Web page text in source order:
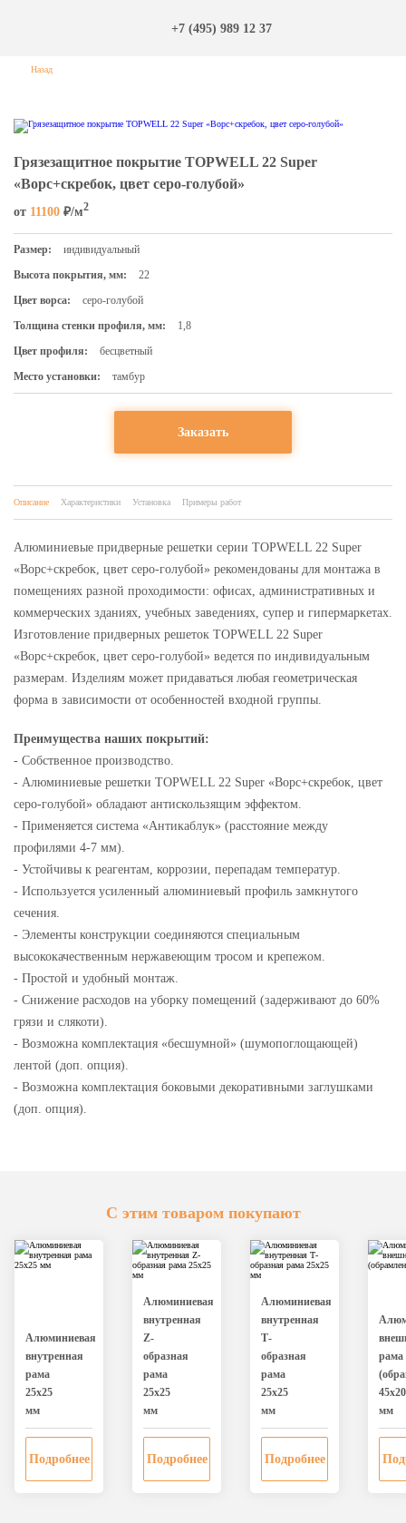
+7 (495) 989 12 37
Назад
Грязезащитное покрытие TOPWELL 22 Super
«Ворс+скребок, цвет серо-голубой»
от 11100 ₽/м2
Размер:
индивидуальный
Высота покрытия, мм:
22
Цвет ворса:
серо-голубой
Толщина стенки профиля, мм:
1,8
Цвет профиля:
бесцветный
Место установки:
тамбур
Заказать
Описание Характеристики Установка Примеры работ
Алюминиевые придверные решетки серии TOPWELL 22 Super
«Ворс+скребок, цвет серо-голубой» рекомендованы для монтажа в
помещениях разной проходимости: офисах, административных и
коммерческих зданиях, учебных заведениях, супер и гипермаркетах.
Изготовление придверных решеток TOPWELL 22 Super
«Ворс+скребок, цвет серо-голубой» ведется по индивидуальным
размерам. Изделиям может придаваться любая геометрическая
форма в зависимости от особенностей входной группы.
Преимущества наших покрытий:
- Собственное производство.
- Алюминиевые решетки TOPWELL 22 Super «Ворс+скребок, цвет
серо-голубой» обладают антискользящим эффектом.
- Применяется система «Антикаблук» (расстояние между
профилями 4-7 мм).
- Устойчивы к реагентам, коррозии, перепадам температур.
- Используется усиленный алюминиевый профиль замкнутого
сечения.
- Элементы конструкции соединяются специальным
высококачественным нержавеющим тросом и крепежом.
- Простой и удобный монтаж.
- Снижение расходов на уборку помещений (задерживают до 60%
грязи и слякоти).
- Возможна комплектация «бесшумной» (шумопоглощающей)
лентой (доп. опция).
- Возможна комплектация боковыми декоративными заглушками
(доп. опция).
С этим товаром покупают
Алюминиевая
внутренная
рама
25х25
мм
Подробнее
Алюминиевая
внутренная
Z-
образная
рама
25х25
мм
Подробнее
Алюминиевая
внутренная
Т-
образная
рама
25х25
мм
Подробнее
рама
45х20
мм